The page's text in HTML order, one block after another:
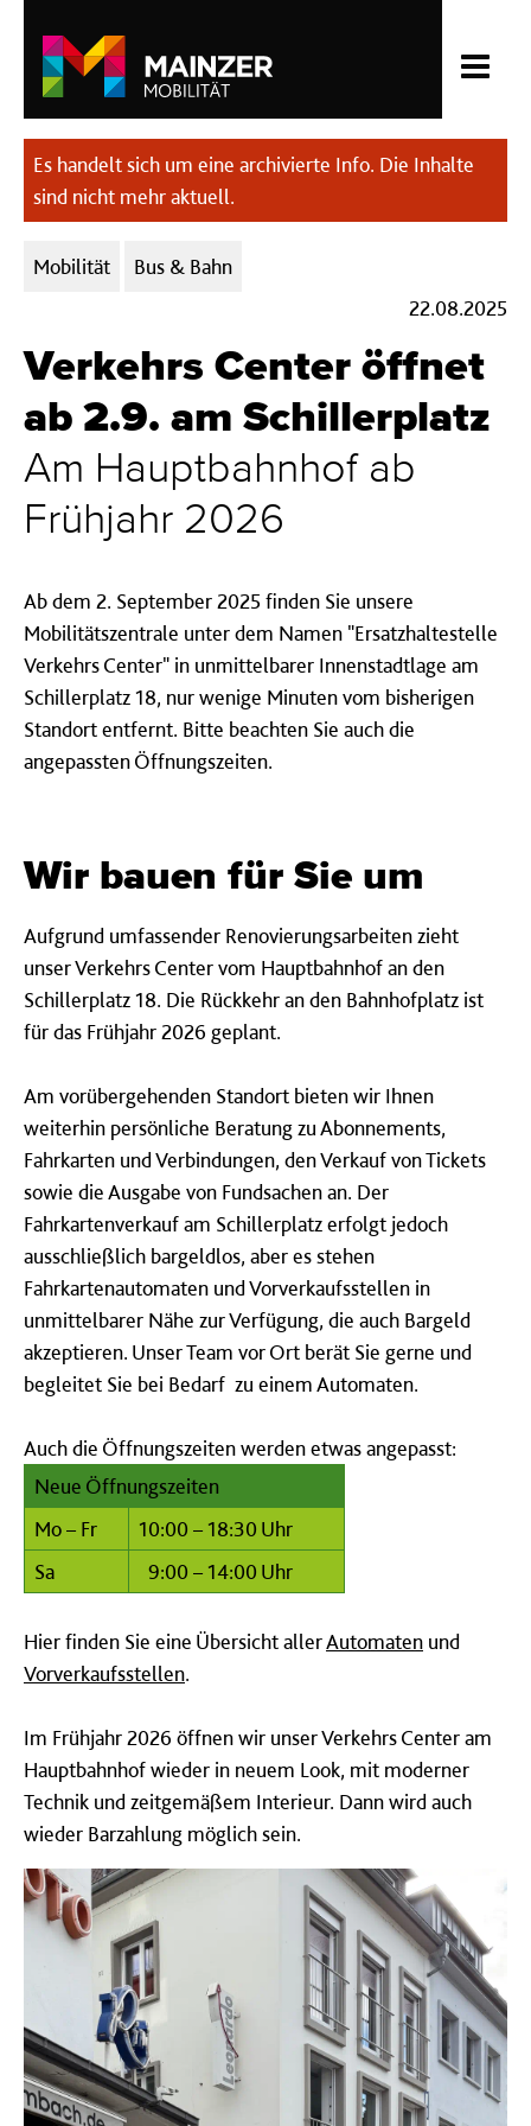
Es handelt sich um eine archivierte Info. Die Inhalte
sind nicht mehr aktuell.
Kategorien:
Mobilität
Bus & Bahn
22.08.2025
Verkehrs Center öffnet
ab 2.9. am Schillerplatz
Am Hauptbahnhof ab
Frühjahr 2026
Ab dem 2. September 2025 finden Sie unsere
Mobilitätszentrale unter dem Namen "Ersatzhaltestelle
Verkehrs Center" in unmittelbarer Innenstadtlage am
Schillerplatz 18, nur wenige Minuten vom bisherigen
Standort entfernt. Bitte beachten Sie auch die
angepassten Öffnungszeiten.
Wir bauen für Sie um
Aufgrund umfassender Renovierungsarbeiten zieht
unser Verkehrs Center vom Hauptbahnhof an den
Schillerplatz 18. Die Rückkehr an den Bahnhofplatz ist
für das Frühjahr 2026 geplant.
Am vorübergehenden Standort bieten wir Ihnen
weiterhin persönliche Beratung zu Abonnements,
Fahrkarten und Verbindungen, den Verkauf von Tickets
sowie die Ausgabe von Fundsachen an. Der
Fahrkartenverkauf am Schillerplatz erfolgt jedoch
ausschließlich bargeldlos, aber es stehen
Fahrkartenautomaten und Vorverkaufsstellen in
unmittelbarer Nähe zur Verfügung, die auch Bargeld
akzeptieren. Unser Team vor Ort berät Sie gerne und
begleitet Sie bei Bedarf zu einem Automaten.
Auch die Öffnungszeiten werden etwas angepasst:
Neue Öffnungszeiten
Mo – Fr
10:00 – 18:30 Uhr
Sa
9:00 – 14:00 Uhr
Hier finden Sie eine Übersicht allerAutomaten und
Vorverkaufsstellen.
Im Frühjahr 2026 öffnen wir unser Verkehrs Center am
Hauptbahnhof wieder in neuem Look, mit moderner
Technik und zeitgemäßem Interieur. Dann wird auch
wieder Barzahlung möglich sein.